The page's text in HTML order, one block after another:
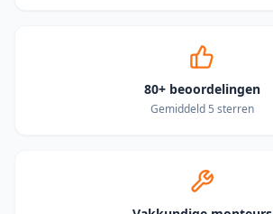
80+ beoordelingen
Gemiddeld 5 sterren